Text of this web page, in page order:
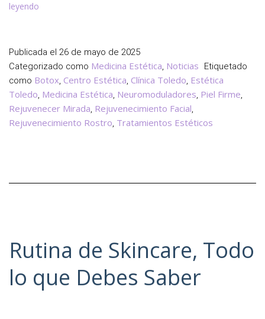
leyendo
sin
Cirugía
es
Posible
con
los
Publicada el 26 de mayo de 2025
Categorizado como Medicina Estética, Noticias Etiquetado
como Botox, Centro Estética, Clínica Toledo, Estética
Toledo, Medicina Estética, Neuromoduladores, Piel Firme,
Rejuvenecer Mirada, Rejuvenecimiento Facial,
Rejuvenecimiento Rostro, Tratamientos Estéticos
Rutina de Skincare, Todo
lo que Debes Saber